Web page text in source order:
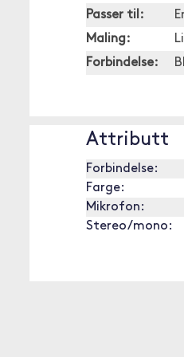
Passer til:
Maling:
Forbindelse:
Attributt
Forbindelse:
Farge:
Mikrofon:
Stereo/mono: